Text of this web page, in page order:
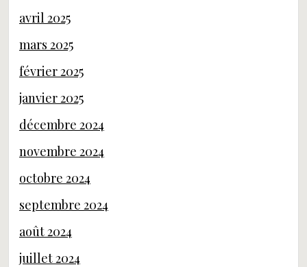
avril 2025
mars 2025
février 2025
janvier 2025
décembre 2024
novembre 2024
octobre 2024
septembre 2024
août 2024
juillet 2024